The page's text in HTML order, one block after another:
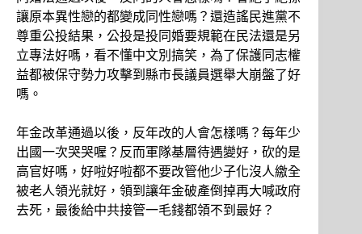
讓原本異性戀的都變成同性戀嗎？還造謠民進黨不
尊重公投結果，公投是投同婚要規範在民法還是另
立專法好嗎，看不懂中文別搞笑，為了保護同志權
益都被保守勢力攻擊到縣市長議員選舉大崩盤了好
嗎。
年金改革通過以後，反年改的人會怎樣嗎？每年少
出國一次哭哭喔？反而軍隊基層待遇變好，砍的是
高官好嗎，好啦好啦都不要改管他少子化沒人繳全
被老人領光就好，領到讓年金破產倒掉再大喊政府
去死，最後給中共接管一毛錢都領不到最好？